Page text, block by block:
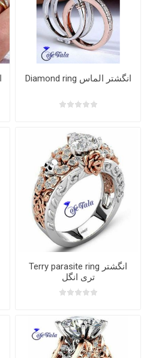
Diamond ring انگشتر الماس
Terry parasite ring انگشتر
تری انگل